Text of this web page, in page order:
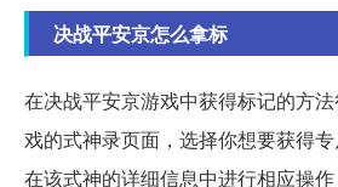
决战平安京怎么拿标
在决战平安京游戏中获得标记的方
戏的式神录页面，选择你想要获得
在该式神的详细信息中进行相应操